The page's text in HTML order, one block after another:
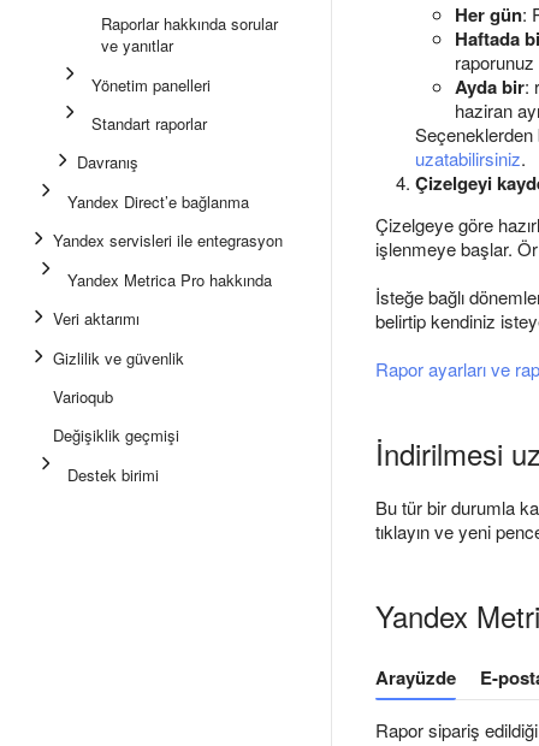
Raporlar hakkında sorular
ve yanıtlar
Yönetim panelleri
Standart raporlar
Davranış
Yandex Direct’e bağlanma
Yandex servisleri ile entegrasyon
Yandex Metrica Pro hakkında
Veri aktarımı
Gizlilik ve güvenlik
Varioqub
Değişiklik geçmişi
Destek birimi
Her gün:
Haftada
raporunuz
Ayda bir:
haziran
Seçeneklerden
uzatabilirsiniz.
Çizelgeyi
Çizelgeye göre
işlenmeye başlar.
İsteğe bağlı
belirtip kendiniz
Rapor ayarları ve
İndirilmesi
Bu tür bir durumla
tıklayın ve yeni
Yandex
Arayüzde E-
Rapor sipariş